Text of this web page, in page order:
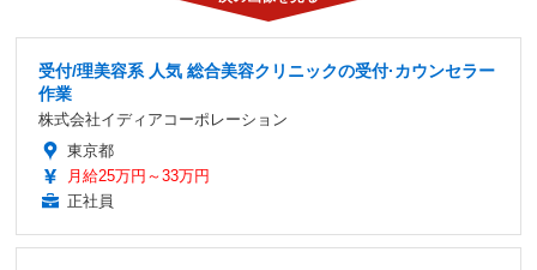
受付/理美容系 人気 総合美容クリニックの受付·カウンセラー
作業
株式会社イディアコーポレーション
東京都
月給25万円～33万円
正社員